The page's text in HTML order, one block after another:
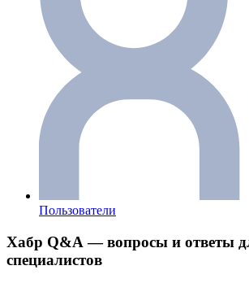
Пользователи
Хабр Q&A — вопросы и ответы
специалистов